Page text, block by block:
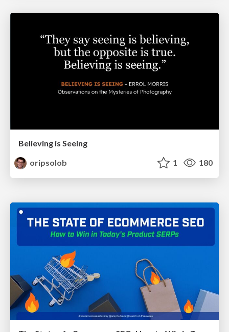
Believing is Seeing
oripsolob
1 180